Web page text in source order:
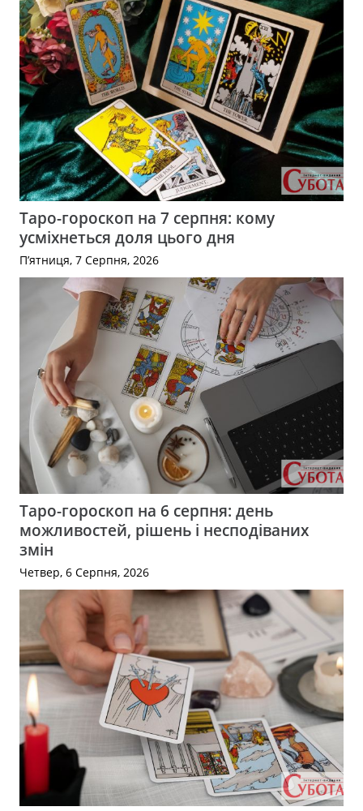
Таро-гороскоп на 7 серпня: кому
усміхнеться доля цього дня
П’ятниця, 7 Серпня, 2026
Таро-гороскоп на 6 серпня: день
можливостей, рішень і несподіваних
змін
Четвер, 6 Серпня, 2026